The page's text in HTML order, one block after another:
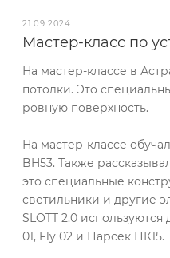
21.09.2024
Мастер-класс по
На мастер-классе в
потолки. Это
ровную поверхность.
На мастер-классе
BH53. Также
это специальные
светильники и другие
SLOTT 2.0
01, Fly 02 и Парсек ПК15.